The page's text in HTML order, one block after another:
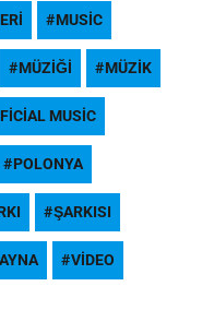
MUSIC
MÜZIĞI MÜZIK
MUSIC
POLONYA
ŞARKISI
VIDEO